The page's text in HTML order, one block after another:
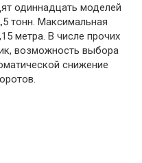
одиннадцать моделей
тонн. Максимальная
метра. В числе прочих
возможность выбора
снижение